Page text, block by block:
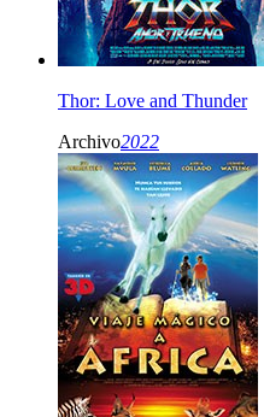
Thor: Love and Thunder
Archivo2022